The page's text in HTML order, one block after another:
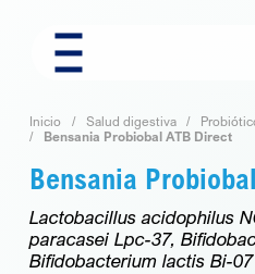
content
Inicio Salud digestiva
Bensania Probiobal ATB Direct
Bensania
Lactobacillus acidophilus
paracasei Lpc-37,
Bifidobacterium lactis Bi-07